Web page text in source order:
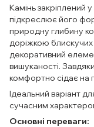
Камінь закріплений
підкреслює його
природну глибину
доріжкою
декоративний
вишуканості.
комфортно сідає на
Ідеальний варіант
сучасним
Основні переваги: